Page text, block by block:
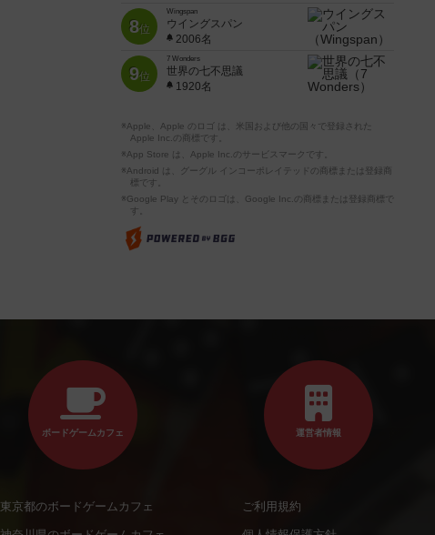
8位
Wingspan
ウイングスパン
2006名
9位
7 Wonders
世界の七不思議
1920名
※Apple、Apple のロゴ は、米国および他の国々で登録された
Apple Inc.の商標です。
※App Store は、Apple Inc.のサービスマークです。
※Android は、グーグル インコーポレイテッドの商標または登録商
標です。
※Google Play とそのロゴは、Google Inc.の商標または登録商標で
す。
ボードゲームカフェ
東京都のボードゲームカフェ
運営者情報
ご利用規約